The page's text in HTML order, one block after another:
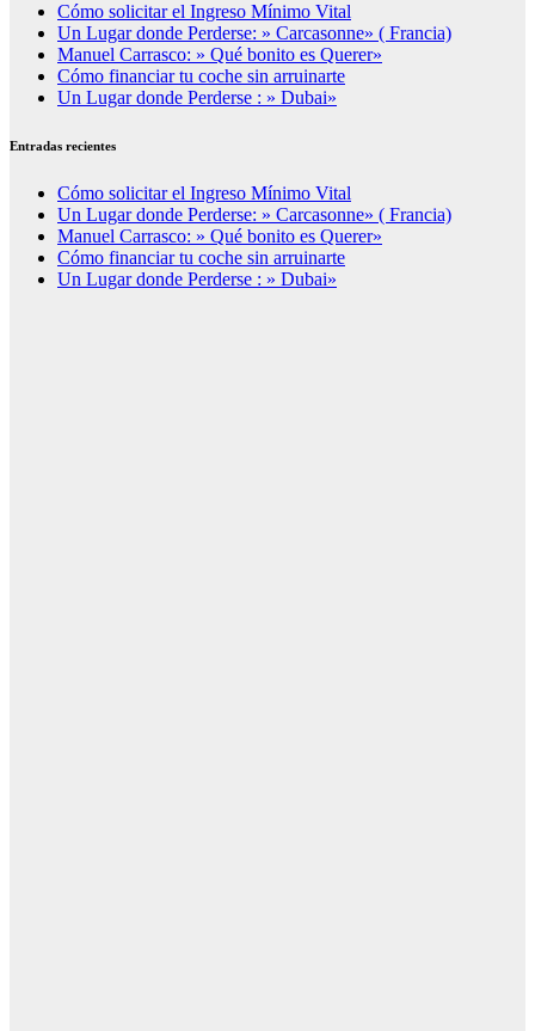
Cómo solicitar el Ingreso Mínimo Vital
Un Lugar donde Perderse: » Carcasonne» ( Francia)
Manuel Carrasco: » Qué bonito es Querer»
Cómo financiar tu coche sin arruinarte
Un Lugar donde Perderse : » Dubai»
Entradas recientes
Cómo solicitar el Ingreso Mínimo Vital
Un Lugar donde Perderse: » Carcasonne» ( Francia)
Manuel Carrasco: » Qué bonito es Querer»
Cómo financiar tu coche sin arruinarte
Un Lugar donde Perderse : » Dubai»